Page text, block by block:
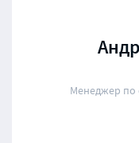
Менеджер по